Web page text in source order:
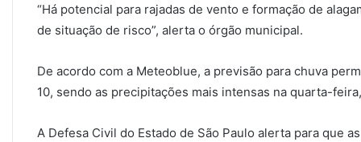
“Há potencial para rajadas de vento e formação de
de situação de risco”, alerta o órgão municipal.
De acordo com a Meteoblue, a previsão para chuva
10, sendo as precipitações mais intensas na quarta-
A Defesa Civil do Estado de São Paulo alerta para que